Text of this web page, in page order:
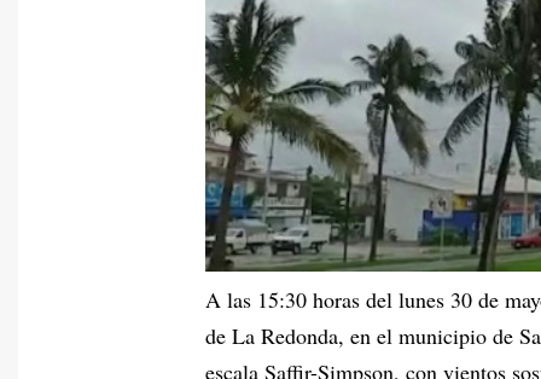
A las 15:30 horas del lunes 30 de
de La Redonda, en el municipio de
escala Saffir-Simpson, con vientos